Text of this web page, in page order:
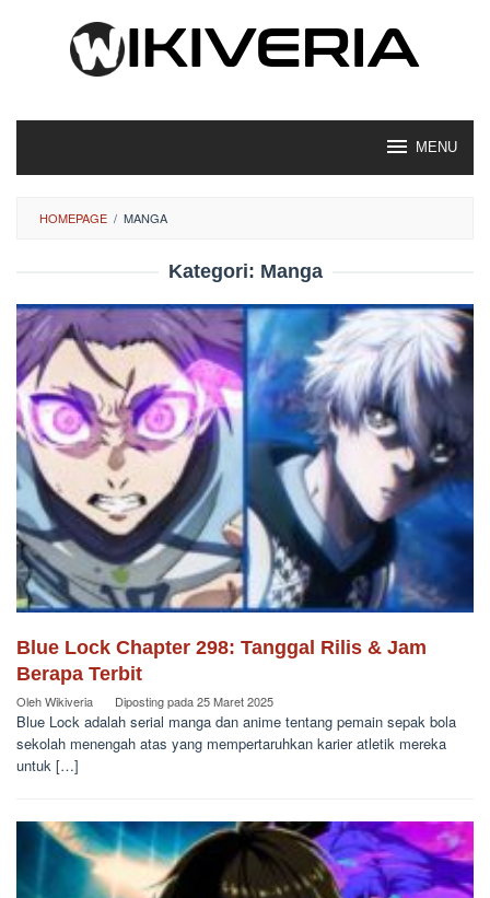
MENU
HOMEPAGE / MANGA
Kategori: Manga
Blue Lock Chapter 298: Tanggal Rilis & Jam
Berapa Terbit
OlehWikiveria Diposting pada25 Maret 2025
Blue Lock adalah serial manga dan anime tentang pemain sepak bola
sekolah menengah atas yang mempertaruhkan karier atletik mereka
untuk […]